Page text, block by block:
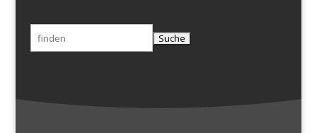
Suchen
nach: